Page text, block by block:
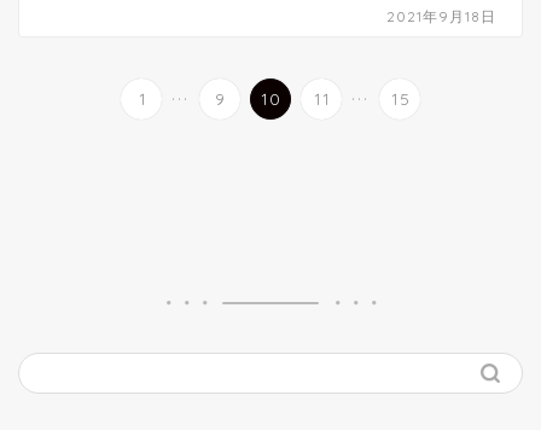
2021年9月18日
1 ... 9 10 11 ... 15